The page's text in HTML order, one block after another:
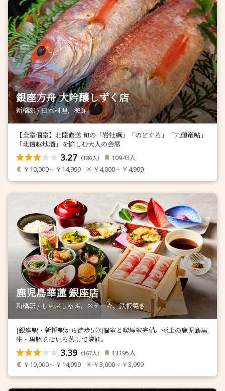
銀座方舟 大吟醸しずく店
新橋駅 / 日本料理、海鮮
【全室個室】北陸直送 旬の「岩牡蠣」「のどぐろ」「九頭竜鮎」
「北信越地酒」を愉しむ大人の会席
3.27 （186人） 10943人
￥10,000～￥14,999 ￥4,000～￥4,999
鹿児島華蓮 銀座店
新橋駅 / しゃぶしゃぶ、ステーキ、鉄板焼き
[銀座駅・新橋駅から徒歩5分]個室と喫煙室完備。極上の鹿児島黒
牛・黒豚をせいろ蒸しで堪能。
3.39 （167人） 13195人
￥10,000～￥14,999 ￥3,000～￥3,999